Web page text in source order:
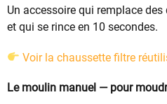
Un accessoire qui remplace
et qui se rince en 10 secondes.
Voir la chaussette filtre
Le moulin manuel — pour